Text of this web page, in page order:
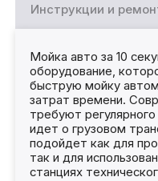
Инструкции и
Мойка авто за 10
оборудование,
быструю мойку
затрат времени.
требуют
идет о грузовом
подойдет как для
так и для
станциях